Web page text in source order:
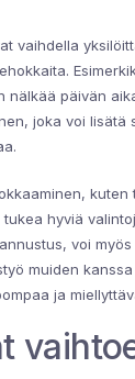
vaihdella
nälkää päivän
joka voi lisätä
hyviä
voi
muiden
ja